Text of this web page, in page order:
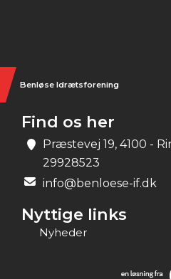
Benløse Idrætsforening
Find os her
Præstevej 19, 4100 -
29928523
info@benloese-if.dk
Nyttige links
Nyheder